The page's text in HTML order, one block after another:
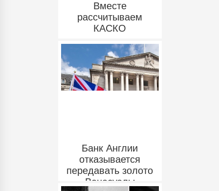
Вместе
рассчитываем
КАСКО
Банк Англии
отказывается
передавать золото
Венесуэлы